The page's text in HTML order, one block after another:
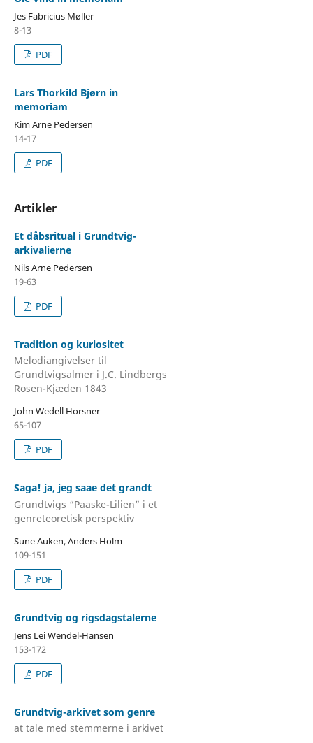
Jes Fabricius Møller
8-13
PDF
Lars Thorkild Bjørn in
memoriam
Kim Arne Pedersen
14-17
PDF
Artikler
Et dåbsritual i Grundtvig-
arkivalierne
Nils Arne Pedersen
19-63
PDF
Tradition og kuriositet
Melodiangivelser til
Grundtvigsalmer i J.C. Lindbergs
Rosen-Kjæden 1843
John Wedell Horsner
65-107
PDF
Saga! ja, jeg saae det grandt
Grundtvigs “Paaske-Lilien” i et
genreteoretisk perspektiv
Sune Auken, Anders Holm
109-151
PDF
Grundtvig og rigsdagstalerne
Jens Lei Wendel-Hansen
153-172
PDF
Grundtvig-arkivet som genre
at tale med stemmerne i arkivet